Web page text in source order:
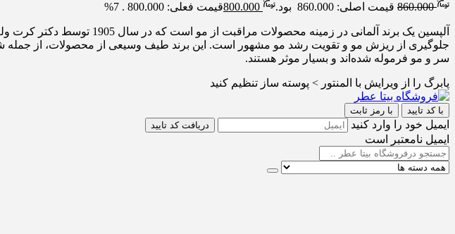
860.000 قیمت اصلی: 860.000 بود. 800.000قیمت فعلی: 800.000 . 7%
آلپسین یک برند آلمانی در
جلوگیری از ریزش مو و تقویت رشد مو مشهور است. این برند طیف وسیعی از محصولات، از جمله
سر و مو فرموله شده‌اند و بسیار موثر هستند.
پابرگ را از ویرایش با المنتور > پوسته ساز تنظیم کنید
با کد تایید با رمز ثابت
ایمیل خود را وارد کنید دریافت کد تایید
ایمیل نامعتبر است